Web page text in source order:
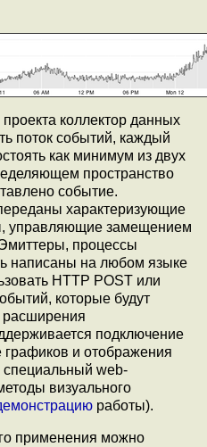
коллектор данных
поток событий, каждый
как минимум из двух
пространство
событие.
характеризующие
управляющие замещением
процессы
написаны на любом языке
HTTP POST или
которые будут
подключение
и отображения
специальный web-
визуального
работы).
применения можно